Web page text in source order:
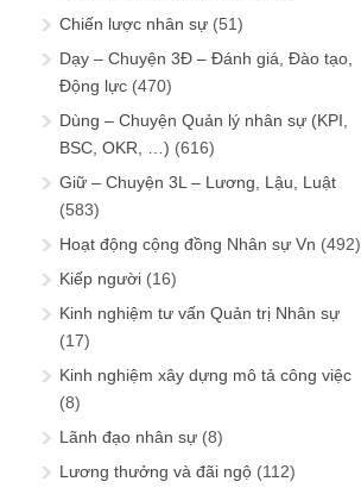
Chiến lược nhân sự (51)
Dạy – Chuyện 3Đ – Đánh giá, Đào tạo,
Động lực (470)
Dùng – Chuyện Quản lý nhân sự (KPI,
BSC, OKR, …) (616)
Giữ – Chuyện 3L – Lương, Lậu, Luật
(583)
Hoạt động cộng đồng Nhân sự Vn (492)
Kiếp người (16)
Kinh nghiệm tư vấn Quản trị Nhân sự
(17)
Kinh nghiệm xây dựng mô tả công việc
(8)
Lãnh đạo nhân sự (8)
Lương thưởng và đãi ngộ (112)